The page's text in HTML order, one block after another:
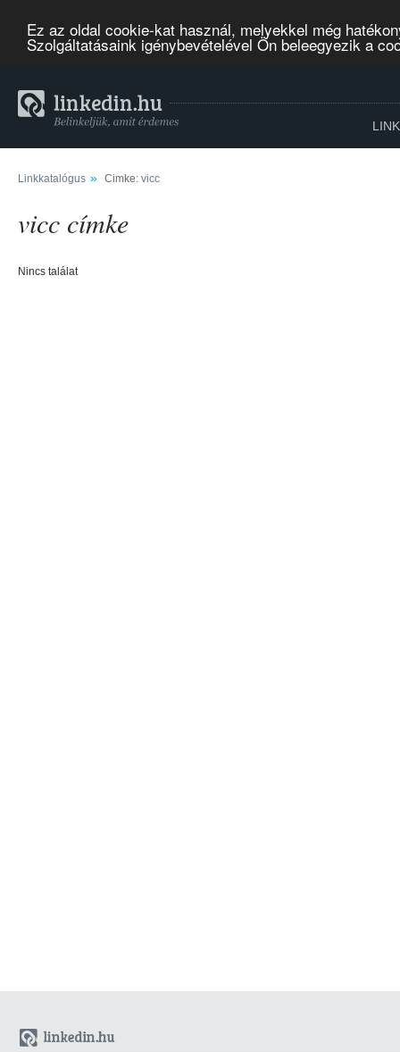
Ez az oldal cookie-kat használ, melyekkel még
Szolgáltatásaink igénybevételével Ön beleegyezik a
Linkkatalógus » Cimke: vicc
vicc címke
Nincs találat